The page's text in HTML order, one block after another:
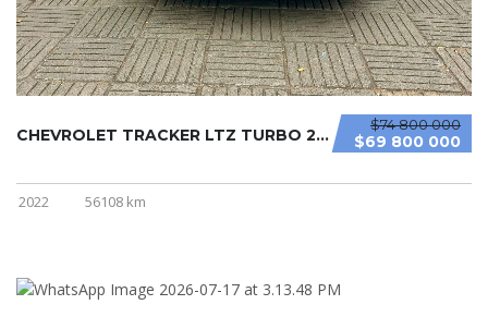
$74 800 000
$69 800 000
CHEVROLET TRACKER LTZ TURBO 2022
2022 56108 km